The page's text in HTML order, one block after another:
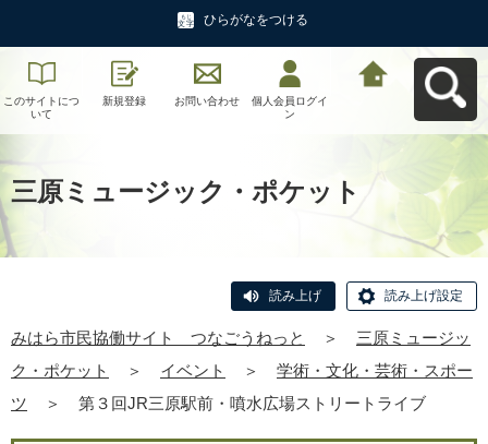
ひらがなをつける
このサイトにつ
いて
新規登録 お問い合わせ
個人会員ログイ
ン
三原ミュージック・ポケット
読み上げ 読み上げ設定
みはら市民協働サイト つなごうねっと ＞
三原ミュージッ
ク・ポケット
＞ イベント ＞
学術・文化・芸術・スポー
ツ
＞ 第３回JR三原駅前・噴水広場ストリートライブ